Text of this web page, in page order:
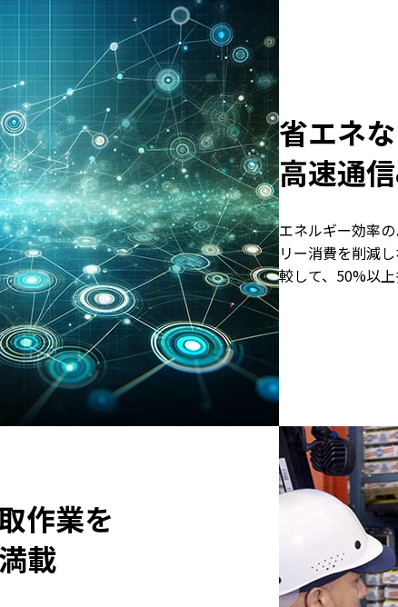
省エネ
高速通
エネルギー効率
リー消費を削減
較して、50%以
作業を
載